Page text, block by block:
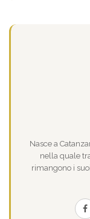
Nasce a
nella quale
rimangono i